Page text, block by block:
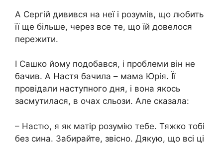
А Сергій дивився на неї і розумів, що любить
її ще більше, через все те, що їй довелося
пережити.
І Сашко йому подобався, і проблеми він не
бачив. А Настя бачила – мама Юрія. Її
провідали наступного дня, і вона якось
засмутилася, в очах сльози. Але сказала:
– Настю, я як матір розумію тебе. Тяжко тобі
без сина. Забирайте, звісно. Дякую, що всі ці